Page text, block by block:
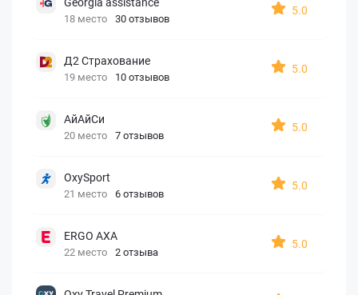
18 место 30 отзывов
5.0
Д2 Страхование
19 место 10 отзывов
5.0
АйАйСи
20 место 7 отзывов
5.0
OxySport
21 место 6 отзывов
5.0
ERGO AXA
22 место 2 отзыва
5.0